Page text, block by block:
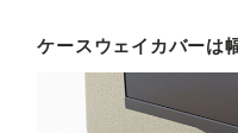
ケースウェイカバーは